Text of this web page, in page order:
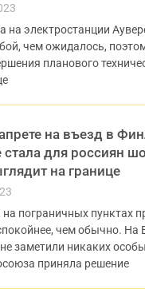
на электростанции
чем ожидалось,
планового
на въезд в
для россиян
на границе
на пограничных пунктах
чем обычно. На
заметили никаких
приняла решение